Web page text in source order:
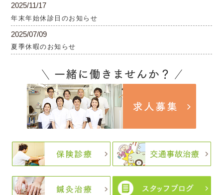
2025/11/17
年末年始休診日のお知らせ
2025/07/09
夏季休暇のお知らせ